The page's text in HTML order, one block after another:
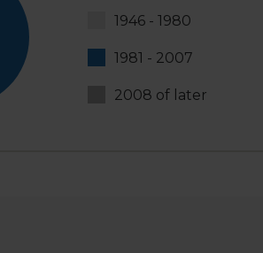
1946 - 1980
1981 - 2007
2008 of later